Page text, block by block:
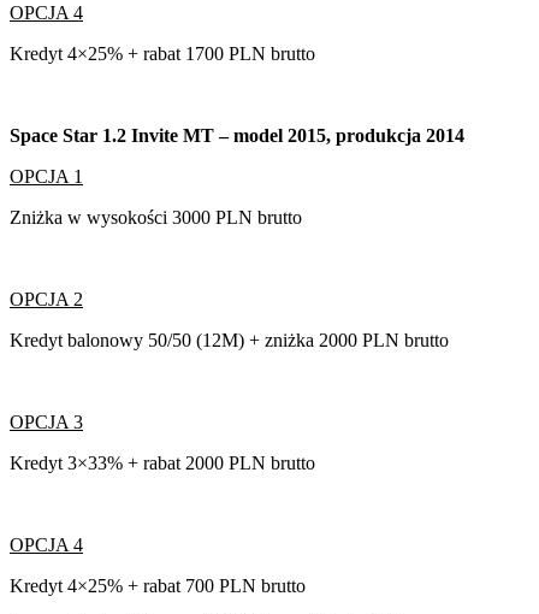
OPCJA 4
Kredyt 4×25% + rabat 1700 PLN brutto
Space Star 1.2 Invite MT – model 2015, produkcja 2014
OPCJA 1
Zniżka w wysokości 3000 PLN brutto
OPCJA 2
Kredyt balonowy 50/50 (12M) + zniżka 2000 PLN brutto
OPCJA 3
Kredyt 3×33% + rabat 2000 PLN brutto
OPCJA 4
Kredyt 4×25% + rabat 700 PLN brutto